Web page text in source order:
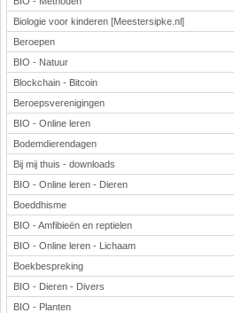
Biologie voor kinderen [Meestersipke.nl]
Beroepen
BIO - Natuur
Blockchain - Bitcoin
Beroepsverenigingen
BIO - Online leren
Bodemdierendagen
Bij mij thuis - downloads
BIO - Online leren - Dieren
Boeddhisme
BIO - Amfibieën en reptielen
BIO - Online leren - Lichaam
Boekbespreking
BIO - Dieren - Divers
BIO - Planten